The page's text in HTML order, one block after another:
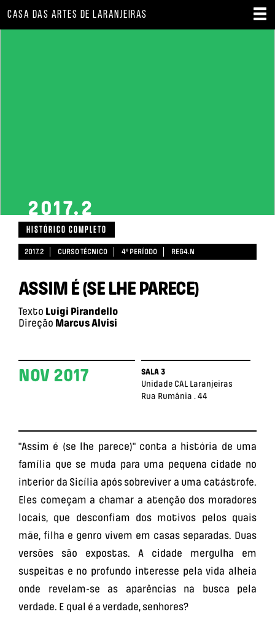
CASA DAS ARTES DE LARANJEIRAS
2017.2
HISTÓRICO COMPLETO
2017.2 CURSO TÉCNICO 4º PERÍODO REG4.N
ASSIM É (SE LHE PARECE)
Texto Luigi Pirandello
Direção Marcus Alvisi
NOV 2017
SALA 3
Unidade CAL Laranjeiras
Rua Rumânia . 44
"Assim é (se lhe parece)" conta a história de uma
família que se muda para uma pequena cidade no
interior da Sicília após sobreviver a uma catástrofe.
Eles começam a chamar a atenção dos moradores
locais, que desconfiam dos motivos pelos quais
mãe, filha e genro vivem em casas separadas. Duas
versões são expostas. A cidade mergulha em
suspeitas e no profundo interesse pela vida alheia
onde revelam-se as aparências na busca pela
verdade. E qual é a verdade, senhores?